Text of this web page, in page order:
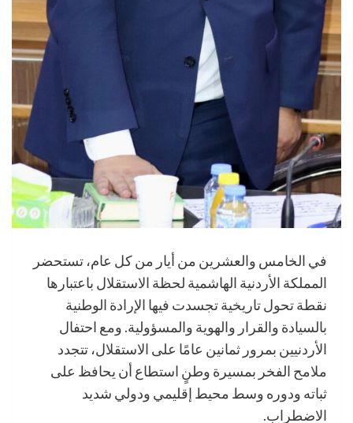
في الخامس والعشرين من أيار من كل عام، تستحضر
المملكة الأردنية الهاشمية لحظة الاستقلال باعتبارها
نقطة تحول تاريخية تجسدت فيها الإرادة الوطنية
بالسيادة والقرار والهوية والمسؤولية. ومع احتفال
الأردنيين بمرور ثمانين عامًا على الاستقلال، تتجدد
ملامح الفخر بمسيرة وطنٍ استطاع أن يحافظ على
ثباته ودوره وسط محيط إقليمي ودولي شديد
الاضطراب.